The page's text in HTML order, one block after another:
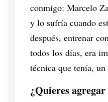
conmigo: Marcelo
y lo sufría cuando
después, entrenar
todos los días, era
técnica que tenía, un
¿Quieres agregar